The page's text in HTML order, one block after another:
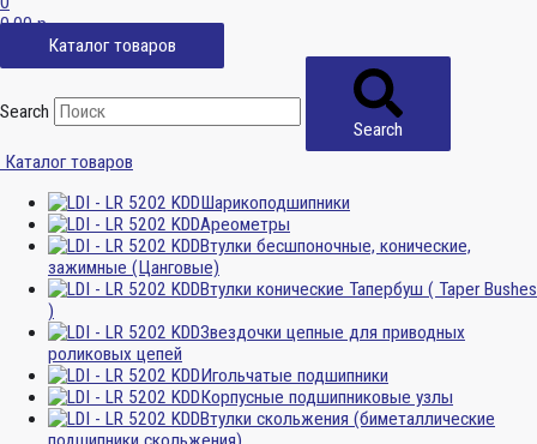
0,00р.
Каталог товаров
Search
Search
Каталог товаров
Шарикоподшипники
Ареометры
Втулки бесшпоночные, конические,
зажимные (Цанговые)
Втулки конические Тапербуш ( Taper Bushes
)
Звездочки цепные для приводных
роликовых цепей
Игольчатые подшипники
Корпусные подшипниковые узлы
Втулки скольжения (биметаллические